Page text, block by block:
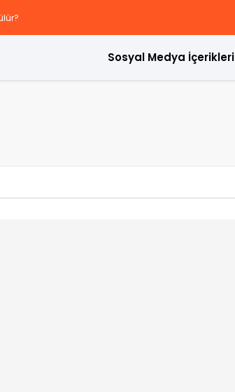
Sosyal Medya İçerikleri